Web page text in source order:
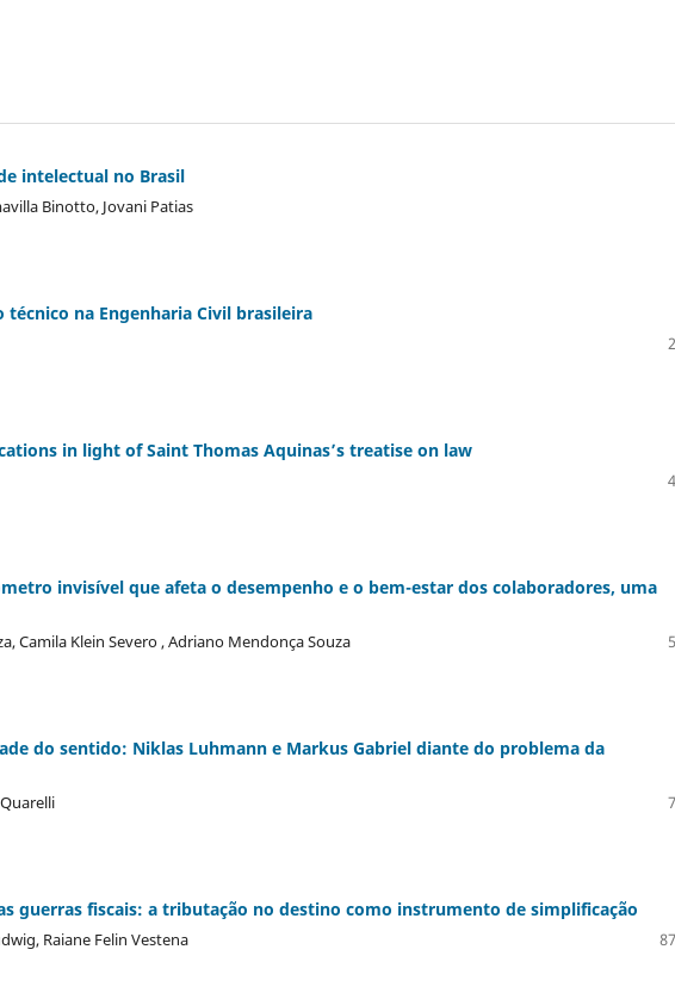
intelectual no Brasil
Binotto, Jovani Patias
técnico na Engenharia Civil brasileira
in light of Saint Thomas Aquinas’s treatise on law
invisível que afeta o desempenho e o bem-estar dos colaboradores, uma
Camila Klein Severo , Adriano Mendonça Souza
do sentido: Niklas Luhmann e Markus Gabriel diante do problema da
guerras fiscais: a tributação no destino como instrumento de simplificação
Raiane Felin Vestena